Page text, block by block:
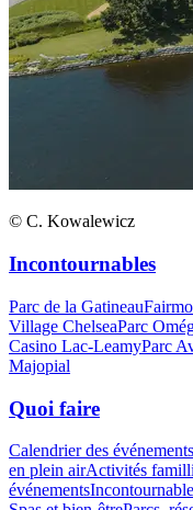
© C. Kowalewicz
Incontournables
Parc de la Gatineau
Village ChelseaParc
Casino Lac-LeamyParc
Majopial
Quoi faire
Calendrier des événements
en plein airActivités
événements